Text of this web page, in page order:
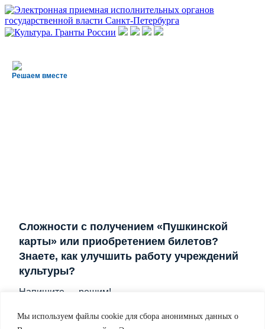
Мы используем файлы cookie для сбора анонимных данных о
Решаем вместе
Сложности с получением «Пушкинской
карты» или приобретением билетов?
Знаете, как улучшить работу учреждений
культуры?
Напишите — решим!